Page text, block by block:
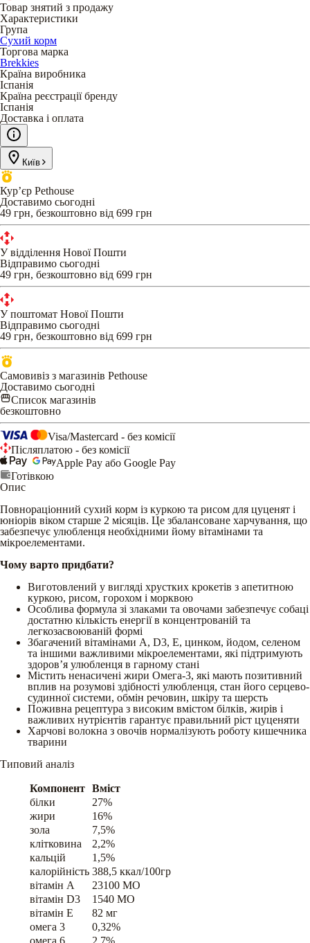
Товар знятий з продажу
Характеристики
Група
Сухий корм
Торгова марка
Brekkies
Країна виробника
Іспанія
Країна реєстрації бренду
Іспанія
Доставка і оплата
Київ
Кур’єр Pethouse
Доставимо сьогодні
49 грн, безкоштовно від 699 грн
У відділення Нової Пошти
Відправимо сьогодні
49 грн, безкоштовно від 699 грн
У поштомат Нової Пошти
Відправимо сьогодні
49 грн, безкоштовно від 699 грн
Самовивіз з магазинів Pethouse
Доставимо сьогодні
Список магазинів
безкоштовно
Visa/Mastercard - без комісії
Післяплатою - без комісії
Apple Pay або Google Pay
Готівкою
Опис
Повнораціонний сухий корм із куркою та рисом для цуценят і
юніорів віком старше 2 місяців. Це збалансоване харчування, що
забезпечує улюбленця необхідними йому вітамінами та
мікроелементами.
Чому варто придбати?
Виготовлений у вигляді хрустких крокетів з апетитною
куркою, рисом, горохом і морквою
Особлива формула зі злаками та овочами забезпечує собаці
достатню кількість енергії в концентрованій та
легкозасвоюваній формі
Збагачений вітамінами A, D3, E, цинком, йодом, селеном
та іншими важливими мікроелементами, які підтримують
здоров’я улюбленця в гарному стані
Містить ненасичені жири Омега-3, які мають позитивний
вплив на розумові здібності улюбленця, стан його серцево-
судинної системи, обмін речовин, шкіру та шерсть
Поживна рецептура з високим вмістом білків, жирів і
важливих нутрієнтів гарантує правильний ріст цуценяти
Харчові волокна з овочів нормалізують роботу кишечника
тварини
Типовий аналіз
Компонент Вміст
білки
27%
жири
16%
зола
7,5%
клітковина
2,2%
кальцій
1,5%
калорійність 388,5 ккал/100гр
вітамін A
23100 МО
вітамін D3
1540 МО
вітамін E
82 мг
омега 3
0,32%
омега 6
2,7%